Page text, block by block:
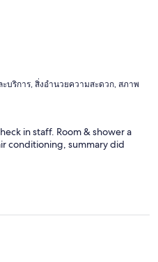
บริการ, สิ่งอำนวยความสะดวก, สภาพ
in staff. Room & shower a
conditioning, summary did